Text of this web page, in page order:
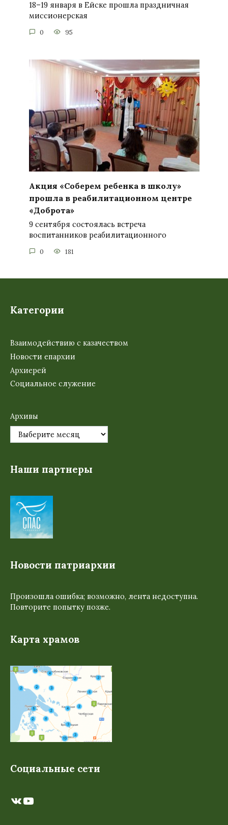
18–19 января в Ейске прошла праздничная
миссионерская
0 95
Акция «Соберем ребенка в школу»
прошла в реабилитационном центре
«Доброта»
9 сентября состоялась встреча
воспитанников реабилитационного
0 181
Категории
Взаимодействию с казачеством
Новости епархии
Архиерей
Социальное служение
Архивы
Наши партнеры
Новости патриархии
Произошла ошибка; возможно, лента недоступна.
Повторите попытку позже.
Карта храмов
Социальные сети
ВКонтакте
YouTube